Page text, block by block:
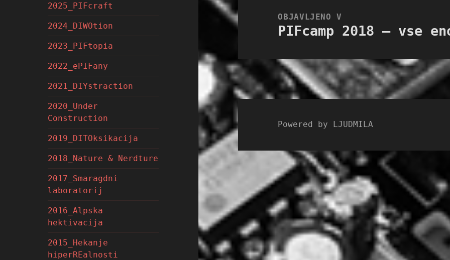
2025_PIFcraft
2024_DIWOtion
2023_PIFtopia
2022_ePIFany
2021_DIYstraction
2020_Under
Construction
2019_DITOksikacija
2018_Nature & Nerdture
2017_Smaragdni
laboratorij
2016_Alpska
hektivacija
2015_Hekanje
hiperREalnosti
prispevkaOBJAVLJENO V
PIFcamp 2018 – vse
Powered by LJUDMILA